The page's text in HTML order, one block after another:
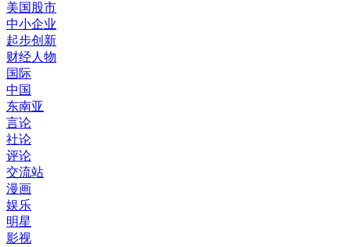
美国股市
中小企业
起步创新
财经人物
国际
中国
东南亚
言论
社论
评论
交流站
漫画
娱乐
明星
影视